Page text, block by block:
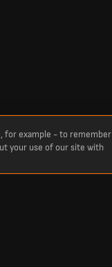
for example - to remember
your use of our site with